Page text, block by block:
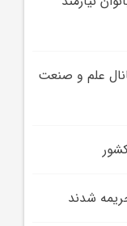
علم و صنعت